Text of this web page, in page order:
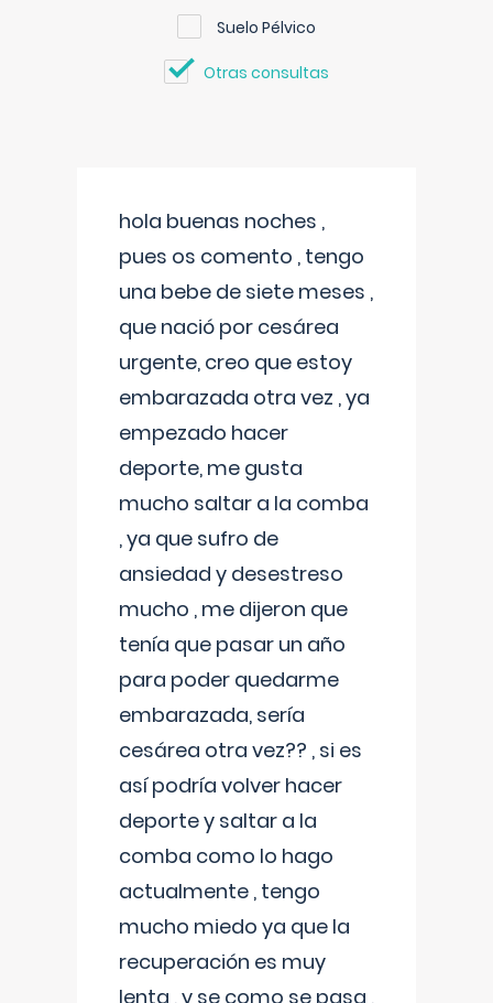
Suelo Pélvico
Otras consultas
hola buenas noches ,
pues os comento , tengo
una bebe de siete meses ,
que nació por cesárea
urgente, creo que estoy
embarazada otra vez , ya
empezado hacer
deporte, me gusta
mucho saltar a la comba
, ya que sufro de
ansiedad y desestreso
mucho , me dijeron que
tenía que pasar un año
para poder quedarme
embarazada, sería
cesárea otra vez?? , si es
así podría volver hacer
deporte y saltar a la
comba como lo hago
actualmente , tengo
mucho miedo ya que la
recuperación es muy
lenta , y se como se pasa ,